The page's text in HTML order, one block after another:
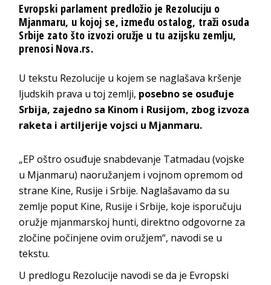
Evropski parlament predložio je Rezoluciju o
Mjanmaru, u kojoj se, između ostalog, traži osuda
Srbije zato što izvozi oružje u tu azijsku zemlju,
prenosi Nova.rs.
U tekstu Rezolucije u kojem se naglašava kršenje
ljudskih prava u toj zemlji, posebno se osuđuje
Srbija, zajedno sa Kinom i Rusijom, zbog izvoza
raketa i artiljerije vojsci u Mjanmaru.
„EP oštro osuđuje snabdevanje Tatmadau (vojske
u Mjanmaru) naoružanjem i vojnom opremom od
strane Кine, Rusije i Srbije. Naglašavamo da su
zemlje poput Kine, Rusije i Srbije, koje isporučuju
oružje mjanmarskoj hunti, direktno odgovorne za
zločine počinjene ovim oružjem“, navodi se u
tekstu.
U predlogu Rezolucije navodi se da je Evropski